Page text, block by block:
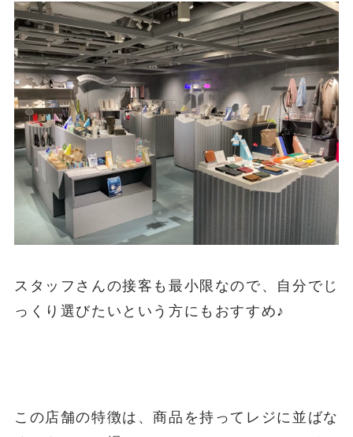
スタッフさんの接客も最小限なので、自分でじ
っくり選びたいという方にもおすすめ♪
この店舗の特徴は、商品を持ってレジに並ばな